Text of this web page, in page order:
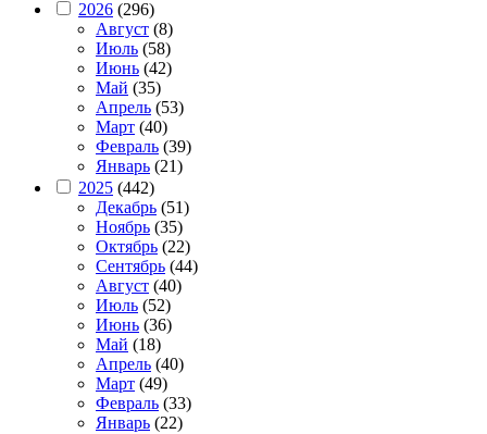
2026 (296)
Август (8)
Июль (58)
Июнь (42)
Май (35)
Апрель (53)
Март (40)
Февраль (39)
Январь (21)
2025 (442)
Декабрь (51)
Ноябрь (35)
Октябрь (22)
Сентябрь (44)
Август (40)
Июль (52)
Июнь (36)
Май (18)
Апрель (40)
Март (49)
Февраль (33)
Январь (22)